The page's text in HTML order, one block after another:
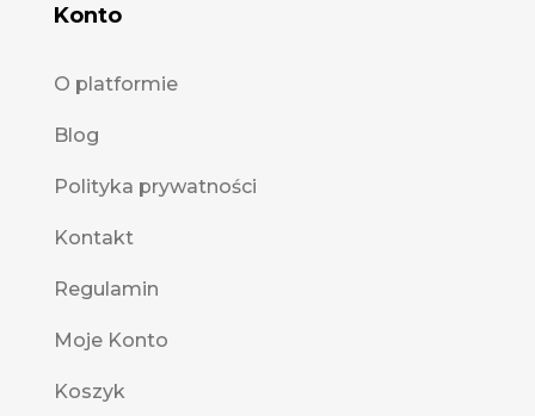
Konto
O platformie
Blog
Polityka prywatności
Kontakt
Regulamin
Moje Konto
Koszyk